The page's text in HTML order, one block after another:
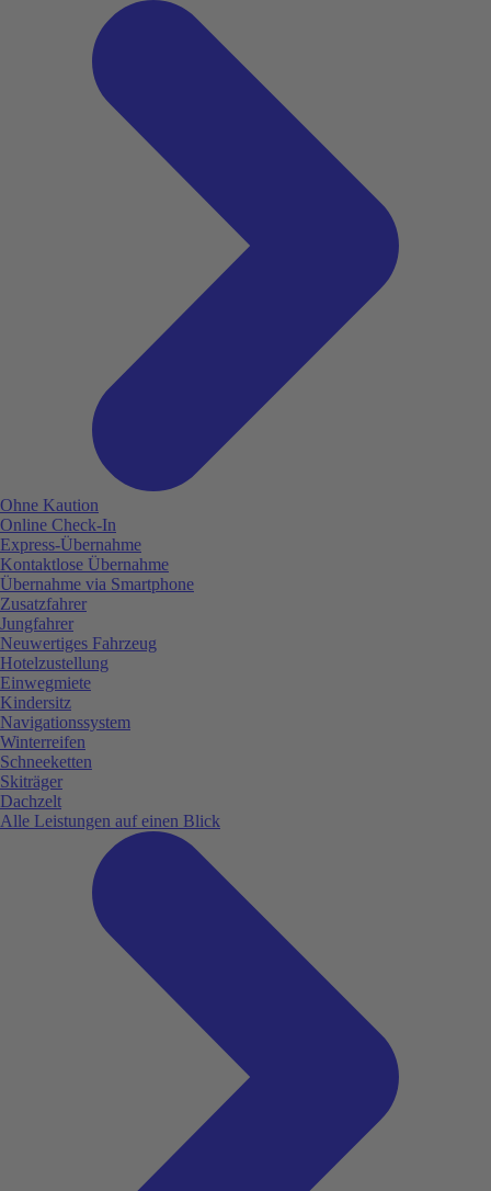
Ohne Kaution
Online Check-In
Express-Übernahme
Kontaktlose Übernahme
Übernahme via Smartphone
Zusatzfahrer
Jungfahrer
Neuwertiges Fahrzeug
Hotelzustellung
Einwegmiete
Kindersitz
Navigationssystem
Winterreifen
Schneeketten
Skiträger
Dachzelt
Alle Leistungen auf einen Blick